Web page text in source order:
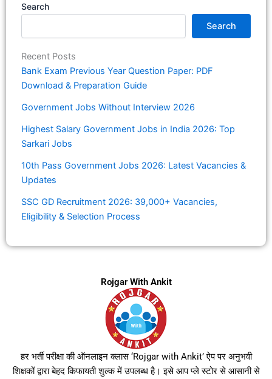
Search
Search
Recent Posts
Bank Exam Previous Year Question Paper: PDF
Download & Preparation Guide
Government Jobs Without Interview 2026
Highest Salary Government Jobs in India 2026: Top
Sarkari Jobs
10th Pass Government Jobs 2026: Latest Vacancies &
Updates
SSC GD Recruitment 2026: 39,000+ Vacancies,
Eligibility & Selection Process
Rojgar With Ankit
हर भर्ती परीक्षा की ऑनलाइन क्लास ‘Rojgar with Ankit’ ऐप पर अनुभवी
शिक्षकों द्वारा बेहद किफायती शुल्क में उपलब्ध है। इसे आप प्ले स्टोर से आसानी से